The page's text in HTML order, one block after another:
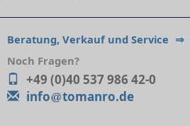
Beratung, Verkauf und Service ⇒
Noch Fragen?
+49 (0)40 537 986 42-0
info
tomanro.de